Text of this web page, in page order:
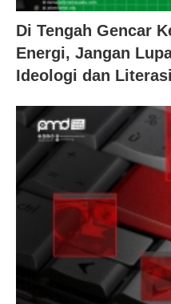
Di Tengah Gencar
Energi, Jangan
Ideologi dan Literasi